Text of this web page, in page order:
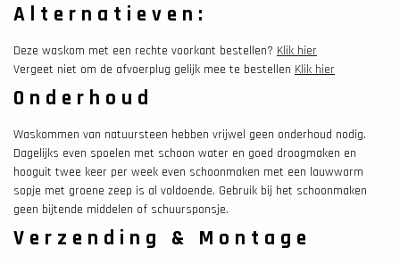
Alternatieven:
Deze waskom met een rechte voorkant bestellen? Klik hier
Vergeet niet om de afvoerplug gelijk mee te bestellen Klik hier
Onderhoud
Waskommen van natuursteen hebben vrijwel geen onderhoud nodig.
Dagelijks even spoelen met schoon water en goed droogmaken en
hooguit twee keer per week even schoonmaken met een lauwwarm
sopje met groene zeep is al voldoende. Gebruik bij het schoonmaken
geen bijtende middelen of schuursponsje.
Verzending & Montage